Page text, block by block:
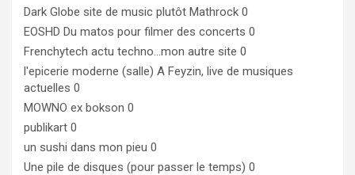
Dark Globe site de music plutôt Mathrock 0
EOSHD Du matos pour filmer des concerts 0
Frenchytech actu techno…mon autre site 0
l'epicerie moderne (salle) A Feyzin, live de musiques
actuelles 0
MOWNO ex bokson 0
publikart 0
un sushi dans mon pieu 0
Une pile de disques (pour passer le temps) 0